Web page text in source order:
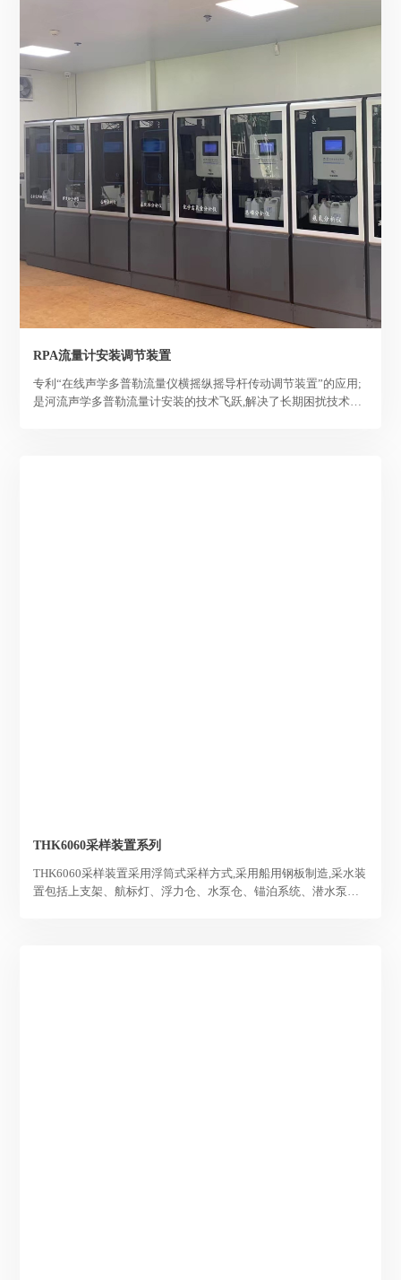
RPA流量计安装调节装置
专利“在线声学多普勒流量仪横摇纵摇导杆传动调节装置”的应用;
是河流声学多普勒流量计安装的技术飞跃,解决了长期困扰技术人
THK6060采样装置系列
THK6060采样装置采用浮筒式采样方式,采用船用钢板制造,采水装
置包括上支架、航标灯、浮力仓、水泵仓、锚泊系统、潜水泵、